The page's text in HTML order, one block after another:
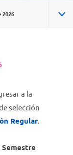
2026
a la
selección
Regular.